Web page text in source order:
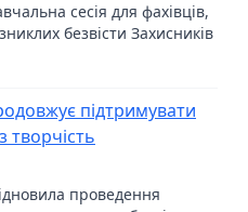
сесія для фахівців,
безвісти Захисників
підтримувати
творчість
проведення